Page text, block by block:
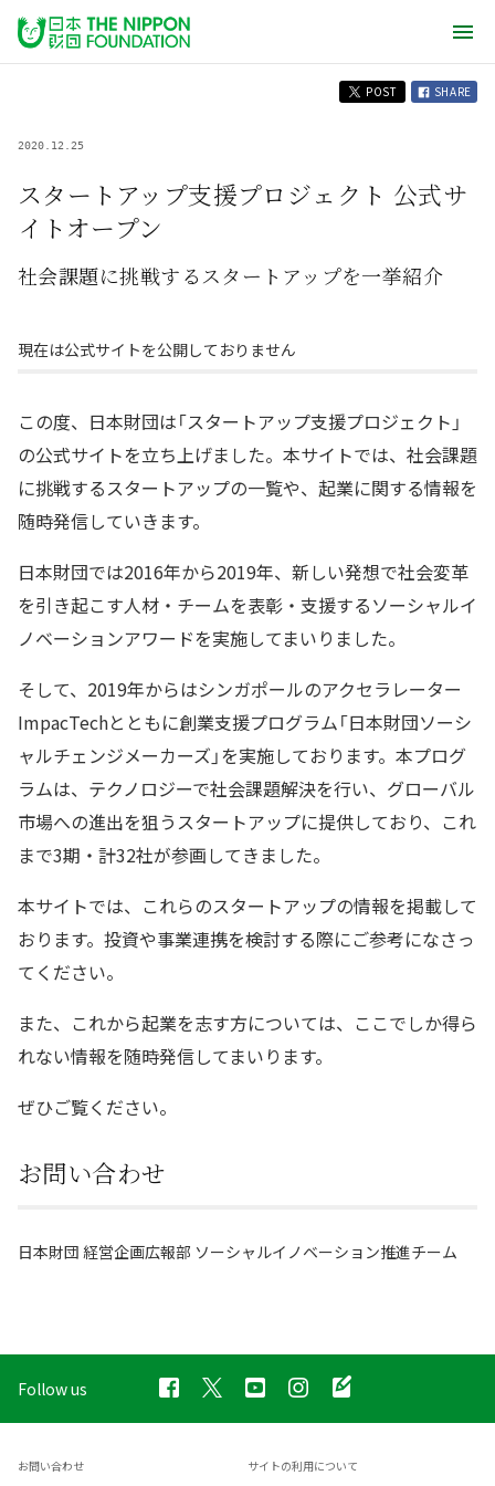
POST SHARE
2020.12.25
スタートアップ支援プロジェクト 公式サ
イトオープン
社会課題に挑戦するスタートアップを一挙紹介
現在は公式サイトを公開しておりません
この度、日本財団は「スタートアップ支援プロジェクト」
の公式サイトを立ち上げました。本サイトでは、社会課題
に挑戦するスタートアップの一覧や、起業に関する情報を
随時発信していきます。
日本財団では2016年から2019年、新しい発想で社会変革
を引き起こす人材・チームを表彰・支援するソーシャルイ
ノベーションアワードを実施してまいりました。
そして、2019年からはシンガポールのアクセラレーター
ImpacTechとともに創業支援プログラム「日本財団ソーシ
ャルチェンジメーカーズ」を実施しております。本プログ
ラムは、テクノロジーで社会課題解決を行い、グローバル
市場への進出を狙うスタートアップに提供しており、これ
まで3期・計32社が参画してきました。
本サイトでは、これらのスタートアップの情報を掲載して
おります。投資や事業連携を検討する際にご参考になさっ
てください。
また、これから起業を志す方については、ここでしか得ら
れない情報を随時発信してまいります。
ぜひご覧ください。
お問い合わせ
日本財団 経営企画広報部 ソーシャルイノベーション推進チーム
Follow us
お問い合わせ サイトの利用について